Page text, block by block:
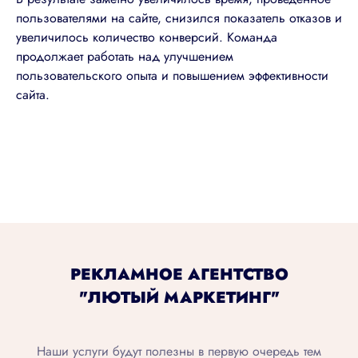
пользователями на сайте, снизился показатель отказов и
увеличилось количество конверсий. Команда
продолжает работать над улучшением
пользовательского опыта и повышением эффективности
сайта.
РЕКЛАМНОЕ АГЕНТСТВО
"ЛЮТЫЙ МАРКЕТИНГ"
Наши услуги будут полезны в первую очередь тем